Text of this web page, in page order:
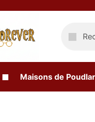
Maisons de